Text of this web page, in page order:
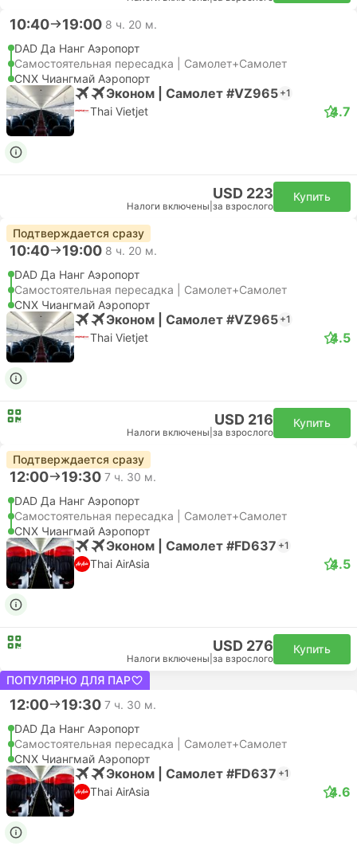
10:40 19:00 8 ч. 20 м.
DAD Да Нанг Аэропорт
Самостоятельная пересадка | Самолет+Самолет
CNX Чиангмай Аэропорт
Эконом | Самолет #VZ965 +1
Thai Vietjet 4.7
USD 223
Налоги включены за взрослого
Купить
Подтверждается сразу
10:40 19:00 8 ч. 20 м.
DAD Да Нанг Аэропорт
Самостоятельная пересадка | Самолет+Самолет
CNX Чиангмай Аэропорт
Эконом | Самолет #VZ965 +1
Thai Vietjet 4.5
USD 216
Налоги включены за взрослого
Купить
Подтверждается сразу
12:00 19:30 7 ч. 30 м.
DAD Да Нанг Аэропорт
Самостоятельная пересадка | Самолет+Самолет
CNX Чиангмай Аэропорт
Эконом | Самолет #FD637 +1
Thai AirAsia 4.5
USD 276
Налоги включены за взрослого
Купить
ПОПУЛЯРНО ДЛЯ ПАР
12:00 19:30 7 ч. 30 м.
DAD Да Нанг Аэропорт
Самостоятельная пересадка | Самолет+Самолет
CNX Чиангмай Аэропорт
Эконом | Самолет #FD637 +1
Thai AirAsia 4.6